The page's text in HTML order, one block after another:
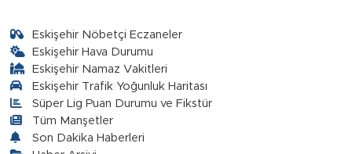
Eskişehir Nöbetçi Eczaneler
Eskişehir Hava Durumu
Eskişehir Namaz Vakitleri
Eskişehir Trafik Yoğunluk Haritası
Süper Lig Puan Durumu ve Fikstür
Tüm Manşetler
Son Dakika Haberleri